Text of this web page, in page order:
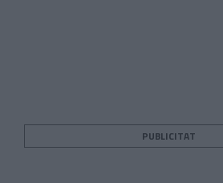
PUBLICITAT